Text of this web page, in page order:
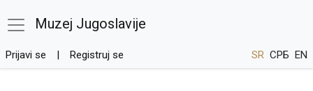
Muzej Jugoslavije
Prijavi se Registruj se SR СРБ EN